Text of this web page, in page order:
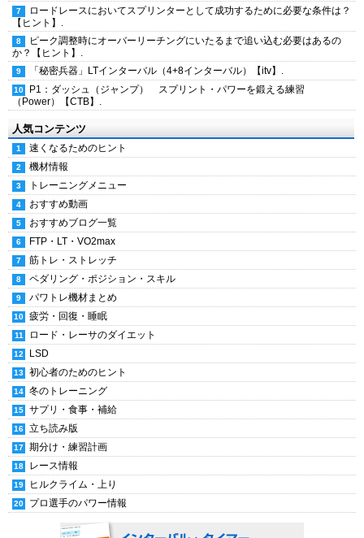
ロードレースにおいてスプリンターとして成功するために必要な条件は？
【ヒント】.
ピーク調整時にオーバーリーチングにいたるまで追い込む必要はあるの
か？【ヒント】.
「秘密兵器」LTインターバル（4+8インターバル）【itv】.
P1：ダッシュ（ジャンプ） スプリント・パワーを鍛える練習
（Power）【CTB】.
人気コンテンツ
速くなるためのヒント
機材情報
トレーニングメニュー
おすすめ動画
おすすめブログ一覧
FTP・LT・VO2max
筋トレ・ストレッチ
ペダリング・ポジション・スキル
パワトレ機材まとめ
疲労・回復・睡眠
ロード・レーサのダイエット
LSD
初心者のためのヒント
冬のトレーニング
サプリ・食事・補給
立ち読み版
期分け・練習計画
レース情報
ヒルクライム・上り
プロ選手のパワー情報